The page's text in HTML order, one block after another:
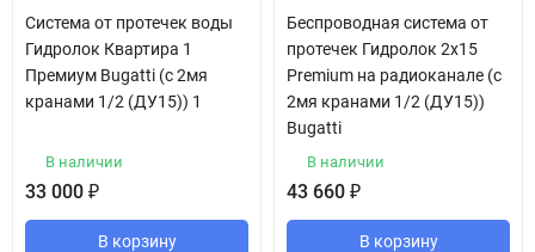
Система от протечек воды
Гидролок Квартира 1
Премиум Bugatti (с 2мя
кранами 1/2 (ДУ15)) 1
В наличии
33 000 ₽
В корзину
Беспроводная система от
протечек Гидролок 2х15
Premium на радиоканале (с
2мя кранами 1/2 (ДУ15))
Bugatti
В наличии
43 660 ₽
В корзину